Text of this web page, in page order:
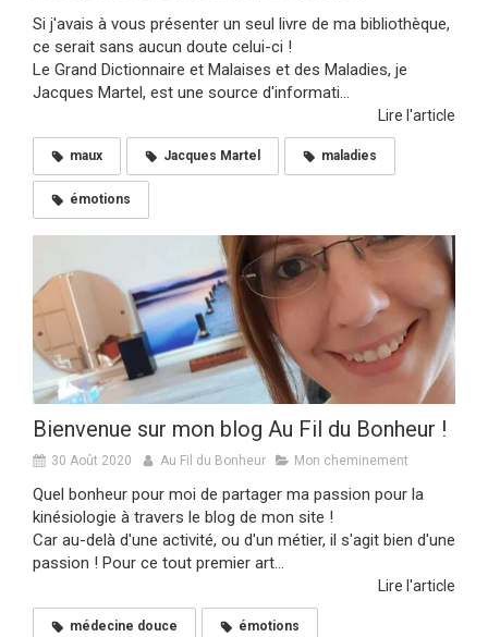
Si j'avais à vous présenter un seul livre de ma bibliothèque,
ce serait sans aucun doute celui-ci !
Le Grand Dictionnaire et Malaises et des Maladies, je
Jacques Martel, est une source d'informati...
Lire l'article
maux Jacques Martel maladies
émotions
Bienvenue sur mon blog Au Fil du Bonheur !
30 Août 2020 Au Fil du Bonheur Mon cheminement
Quel bonheur pour moi de partager ma passion pour la
kinésiologie à travers le blog de mon site !
Car au-delà d'une activité, ou d'un métier, il s'agit bien d'une
passion ! Pour ce tout premier art...
Lire l'article
médecine douce émotions